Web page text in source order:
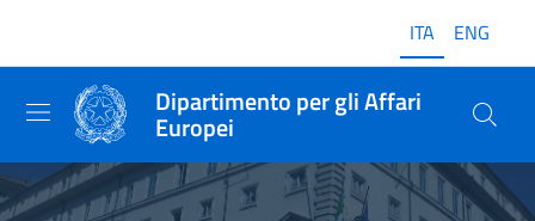
ITA ENG
Dipartimento per gli Affari
Europei